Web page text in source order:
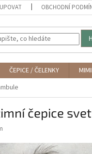
OBCHODNÍ
ČEPICE / ČELENKY
čepice